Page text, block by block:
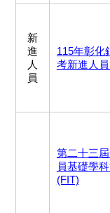
新
進
人
員
115年彰化
考新進人
第二十三
員基礎學
(FIT)